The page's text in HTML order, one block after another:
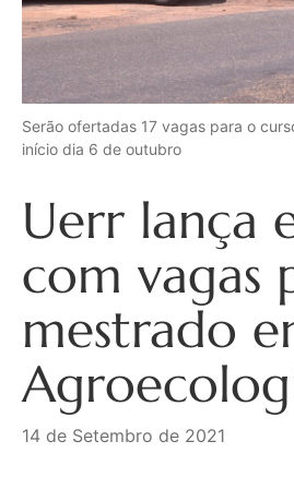
Serão ofertadas 17 vagas para o
início dia 6 de outubro
Uerr lança
com vagas
mestrado
14 de Setembro de 2021